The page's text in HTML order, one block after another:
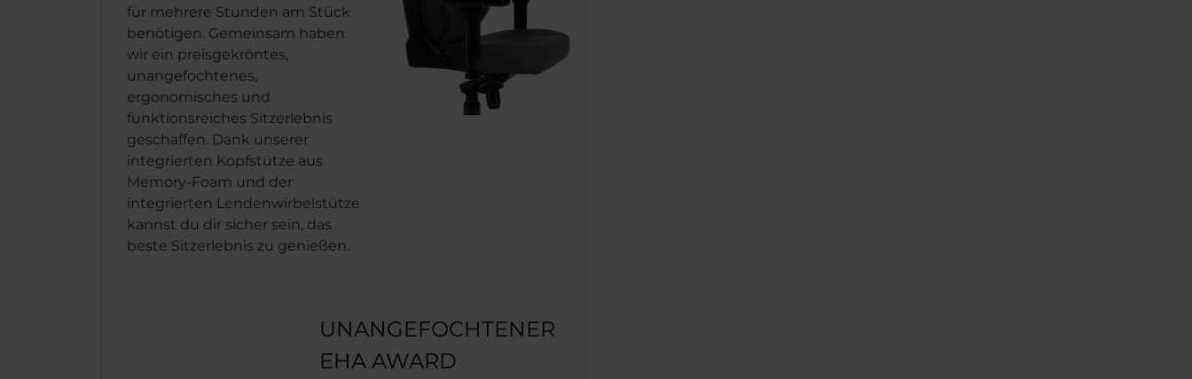
für mehrere Stunden am Stück
benötigen. Gemeinsam haben
wir ein preisgekröntes,
unangefochtenes,
ergonomisches und
funktionsreiches Sitzerlebnis
geschaffen. Dank unserer
integrierten Kopfstütze aus
Memory-Foam und der
integrierten Lendenwirbelstütze
kannst du dir sicher sein, das
beste Sitzerlebnis zu genießen.
UNANGEFOCHTENER
EHA AWARD